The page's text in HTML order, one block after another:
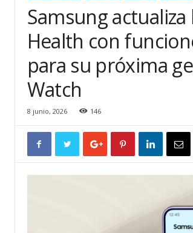
Samsung
Health con
para su próxima
Watch
8 junio, 2026 146